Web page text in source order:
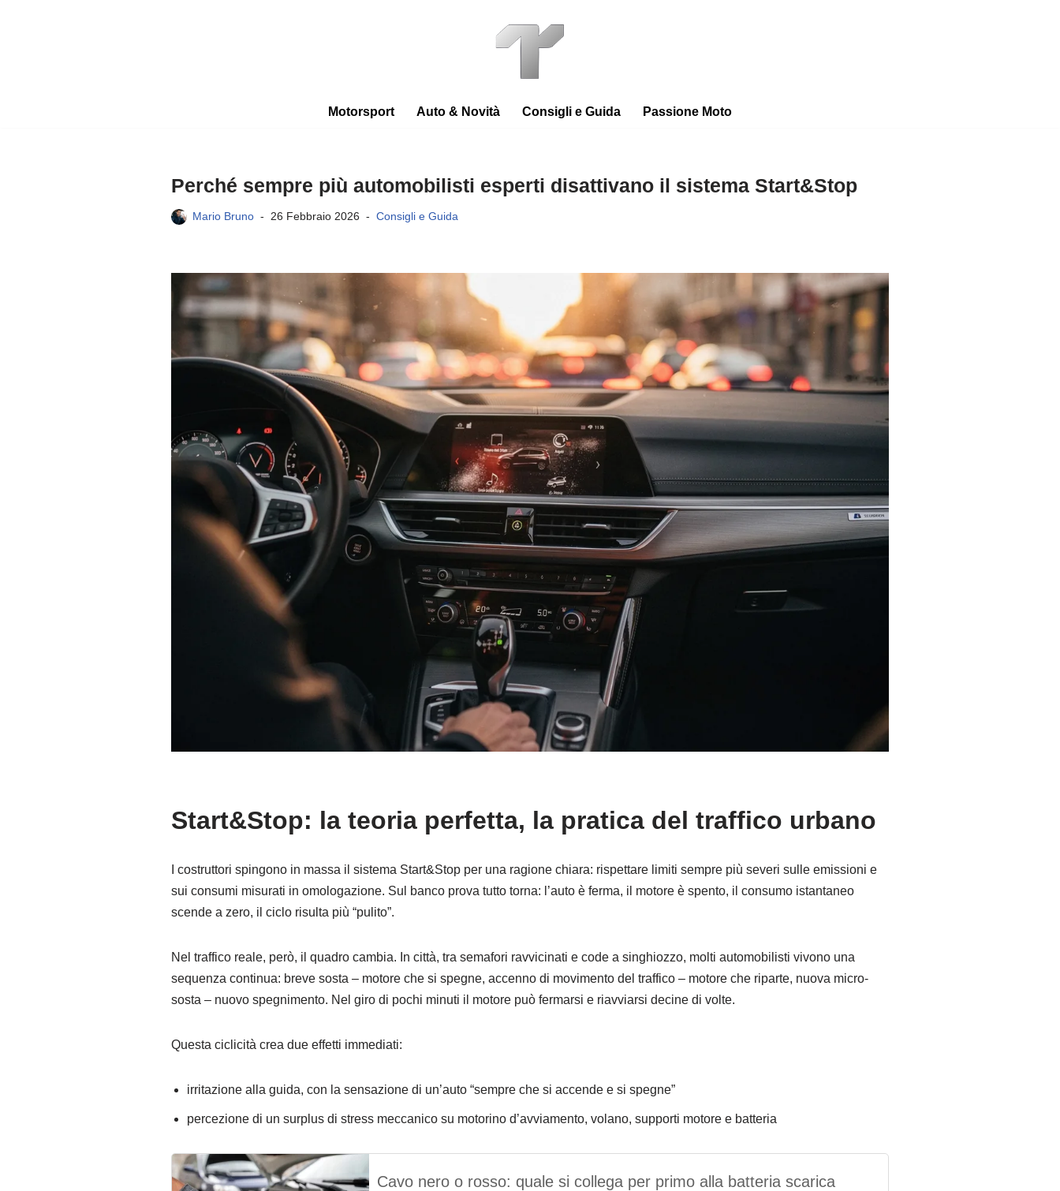
Motorsport
Auto & Novità Consigli e Guida Passione Moto
Perché sempre più automobilisti esperti disattivano il sistema Start&Stop
Mario Bruno 26 Febbraio 2026 Consigli e Guida
Start&Stop: la teoria perfetta, la pratica del traffico urbano
I costruttori spingono in massa il sistema Start&Stop per una ragione chiara: rispettare limiti sempre più severi sulle emissioni e
sui consumi misurati in omologazione. Sul banco prova tutto torna: l’auto è ferma, il motore è spento, il consumo istantaneo
scende a zero, il ciclo risulta più “pulito”.
Nel traffico reale, però, il quadro cambia. In città, tra semafori ravvicinati e code a singhiozzo, molti automobilisti vivono una
sequenza continua: breve sosta – motore che si spegne, accenno di movimento del traffico – motore che riparte, nuova micro-
sosta – nuovo spegnimento. Nel giro di pochi minuti il motore può fermarsi e riavviarsi decine di volte.
Questa ciclicità crea due effetti immediati:
irritazione alla guida, con la sensazione di un’auto “sempre che si accende e si spegne”
percezione di un surplus di stress meccanico su motorino d’avviamento, volano, supporti motore e batteria
Cavo nero o rosso: quale si collega per primo alla batteria scarica